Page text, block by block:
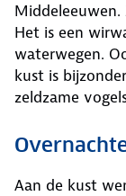
Het is een
waterwegen.
kust is
zeldzame
Aan de kust